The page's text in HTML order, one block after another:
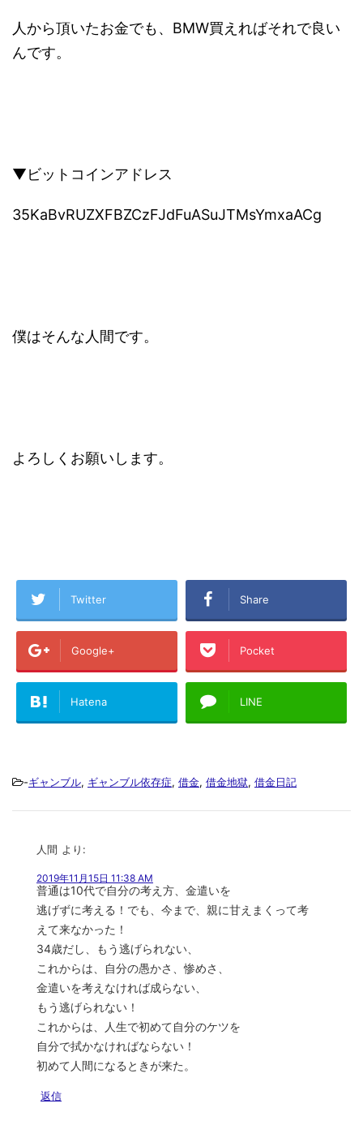
人から頂いたお金でも、BMW買えればそれで良い
んです。
▼ビットコインアドレス
35KaBvRUZXFBZCzFJdFuASuJTMsYmxaACg
僕はそんな人間です。
よろしくお願いします。
Twitter Share
Google+ Pocket
Hatena LINE
-ギャンブル, ギャンブル依存症, 借金, 借金地獄, 借金日記
人間 より:
2019年11月15日 11:38 AM
普通は10代で自分の考え方、金遣いを
逃げずに考える！でも、今まで、親に甘えまくって考
えて来なかった！
34歳だし、もう逃げられない、
これからは、自分の愚かさ、惨めさ、
金遣いを考えなければ成らない、
もう逃げられない！
これからは、人生で初めて自分のケツを
自分で拭かなければならない！
初めて人間になるときが来た。
返信